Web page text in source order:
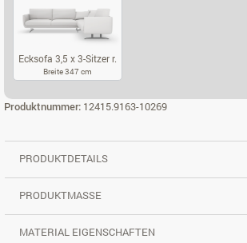
Ecksofa 3,5 x 3-Sitzer r.
Breite 347 cm
Produktnummer: 12415.9163-10269
PRODUKTDETAILS
PRODUKTMASSE
MATERIAL EIGENSCHAFTEN